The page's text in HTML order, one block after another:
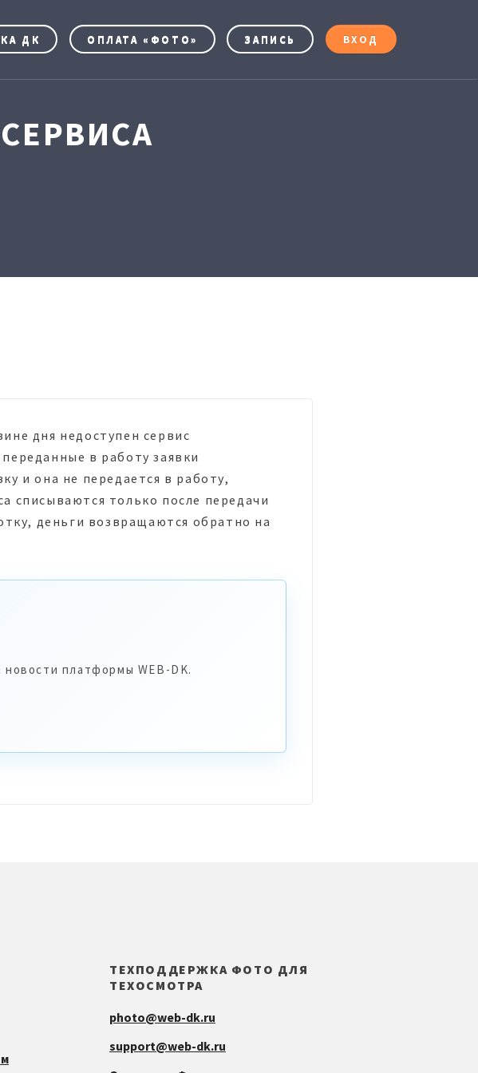
ДК ОПЛАТА «ФОТО» ЗАПИСЬ ВХОД
дня недоступен сервис
в работу заявки
и она не передается в работу,
списываются только после передачи
деньги возвращаются обратно на
платформы WEB-DK.
ТЕХПОДДЕРЖКА ФОТО ДЛЯ
ТЕХОСМОТРА
photo@web-dk.ru
support@web-dk.ru